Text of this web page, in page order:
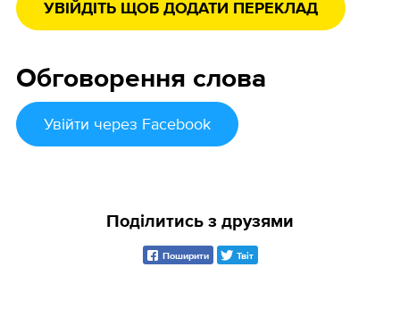
УВІЙДІТЬ ЩОБ ДОДАТИ ПЕРЕКЛАД
Обговорення слова
Увійти через Facebook
Поділитись з друзями
Поширити Твіт